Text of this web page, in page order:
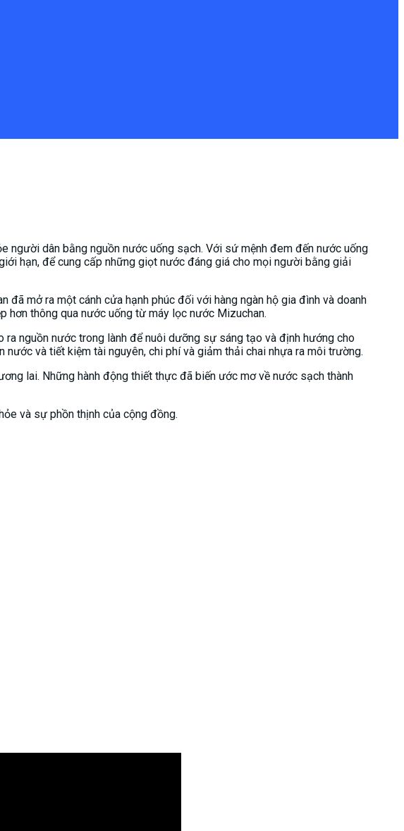
người dân bằng nguồn nước uống sạch. Với sứ mệnh đem đến nước uống
hạn, để cung cấp những giọt nước đáng giá cho mọi người bằng giải
mở ra một cánh cửa hạnh phúc đối với hàng ngàn hộ gia đình và doanh
hơn thông qua nước uống từ máy lọc nước Mizuchan.
nguồn nước trong lành để nuôi dưỡng sự sáng tạo và định hướng cho
và tiết kiệm tài nguyên, chi phí và giảm thải chai nhựa ra môi trường.
lai. Những hành động thiết thực đã biến ước mơ về nước sạch thành
và sự phồn thịnh của cộng đồng.